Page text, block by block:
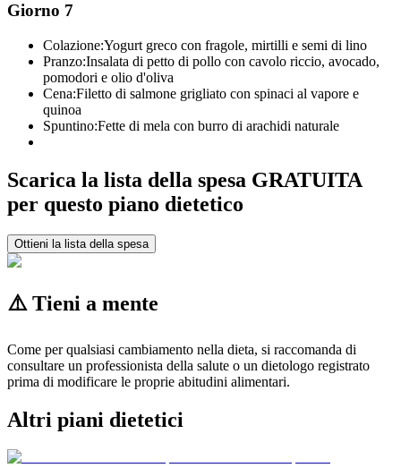
Giorno 7
Colazione:Yogurt greco con fragole, mirtilli e semi di lino
Pranzo:Insalata di petto di pollo con cavolo riccio, avocado,
pomodori e olio d'oliva
Cena:Filetto di salmone grigliato con spinaci al vapore e
quinoa
Spuntino:Fette di mela con burro di arachidi naturale
Scarica la lista della spesa GRATUITA
per questo piano dietetico
Ottieni la lista della spesa
⚠️ Tieni a mente
Come per qualsiasi cambiamento nella dieta, si raccomanda di
consultare un professionista della salute o un dietologo registrato
prima di modificare le proprie abitudini alimentari.
Altri piani dietetici